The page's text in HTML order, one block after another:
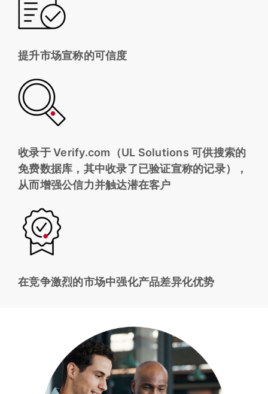
提升市场宣称的可信度
收录于 Verify.com（UL Solutions 可供搜索的
免费数据库，其中收录了已验证宣称的记录），
从而增强公信力并触达潜在客户
在竞争激烈的市场中强化产品差异化优势